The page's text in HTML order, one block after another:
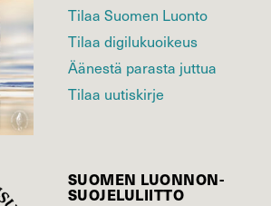
Tilaa Suomen Luonto
Tilaa digilukuoikeus
Äänestä parasta juttua
Tilaa uutiskirje
SUOMEN LUONNON­
SUOJELU­LIITTO